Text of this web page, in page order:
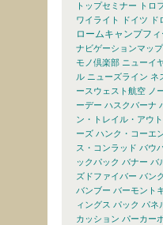
トップセミナー
トロ
ワイライト
ドイツ ド
ロームキャンプフ
ナビゲーションマップ
モノ倶楽部 ニューイ
ル ニューズライン ネ
ースウェスト航空 ノ
ーデー ハスクバーナ
ン・トレイル・アウ
ーズ ハンク・コーエ
ス・コンラッド バウ
ックパック バナー バ
ズドファイバー バン
バンブー バーモント
ィングス パック パネ
カッション パーカー